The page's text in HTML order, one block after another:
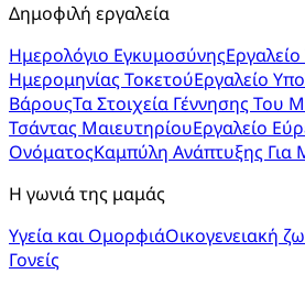
Δημοφιλή εργαλεία
Ημερολόγιο Εγκυμοσύνης
Ημερομηνίας ΤοκετούΕργαλείο
ΒάρουςΤα Στοιχεία Γέννησης Του
Τσάντας ΜαιευτηρίουΕργαλείο
ΟνόματοςΚαμπύλη Ανάπτυξης
Η γωνιά της μαμάς
Υγεία και ΟμορφιάΟικογενειακή
Γονείς